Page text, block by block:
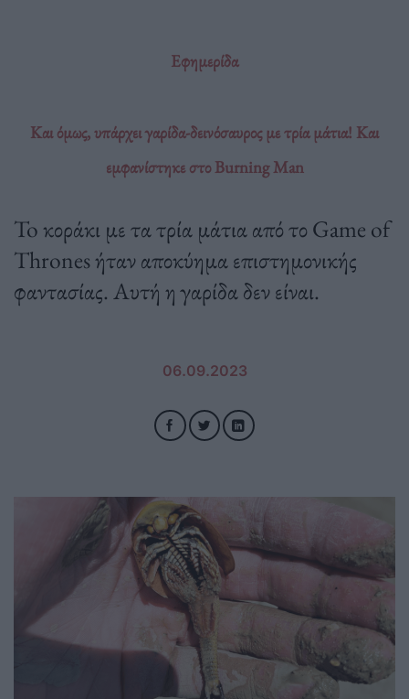
Εφημερίδα
Και όμως, υπάρχει γαρίδα-δεινόσαυρος με τρία μάτια! Και
εμφανίστηκε στο Burning Man
To κοράκι με τα τρία μάτια από το Game of
Thrones ήταν αποκύημα επιστημονικής
φαντασίας. Αυτή η γαρίδα δεν είναι.
06.09.2023